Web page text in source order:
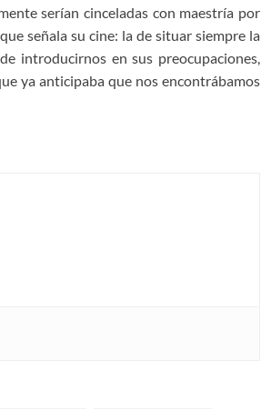
serían cinceladas con maestría por
señala su cine: la de situar siempre la
introducirnos en sus preocupaciones,
ya anticipaba que nos encontrábamos